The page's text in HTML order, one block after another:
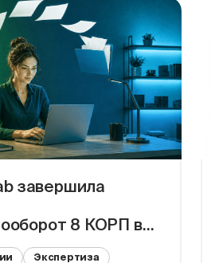
завершила
8 КОРП в
за 5,5 месяцев
Экспертиза